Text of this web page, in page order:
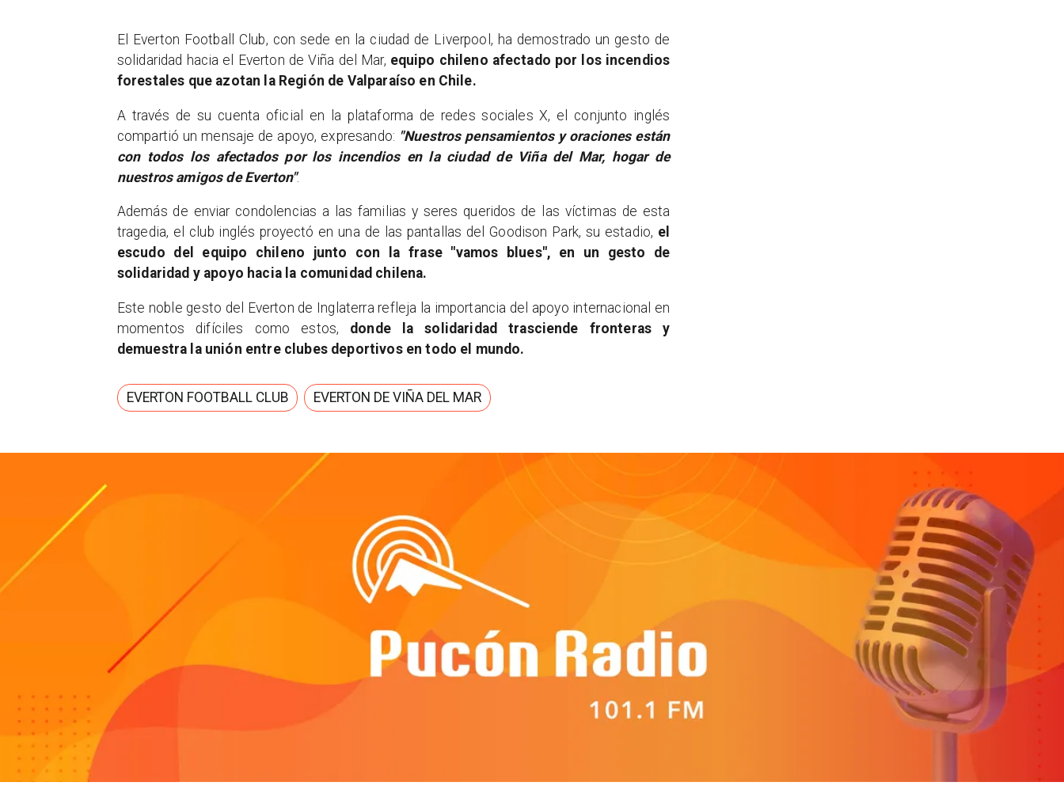
El Everton Football Club, con sede en la ciudad de Liverpool, ha demostrado un gesto de
solidaridad hacia el Everton de Viña del Mar, equipo chileno afectado por los incendios
forestales que azotan la Región de Valparaíso en Chile.
A través de su cuenta oficial en la plataforma de redes sociales X, el conjunto inglés
compartió un mensaje de apoyo, expresando: "Nuestros pensamientos y oraciones están
con todos los afectados por los incendios en la ciudad de Viña del Mar, hogar de
nuestros amigos de Everton".
Además de enviar condolencias a las familias y seres queridos de las víctimas de esta
tragedia, el club inglés proyectó en una de las pantallas del Goodison Park, su estadio, el
escudo del equipo chileno junto con la frase "vamos blues", en un gesto de
solidaridad y apoyo hacia la comunidad chilena.
Este noble gesto del Everton de Inglaterra refleja la importancia del apoyo internacional en
momentos difíciles como estos, donde la solidaridad trasciende fronteras y
demuestra la unión entre clubes deportivos en todo el mundo.
EVERTON FOOTBALL CLUB EVERTON DE VIÑA DEL MAR